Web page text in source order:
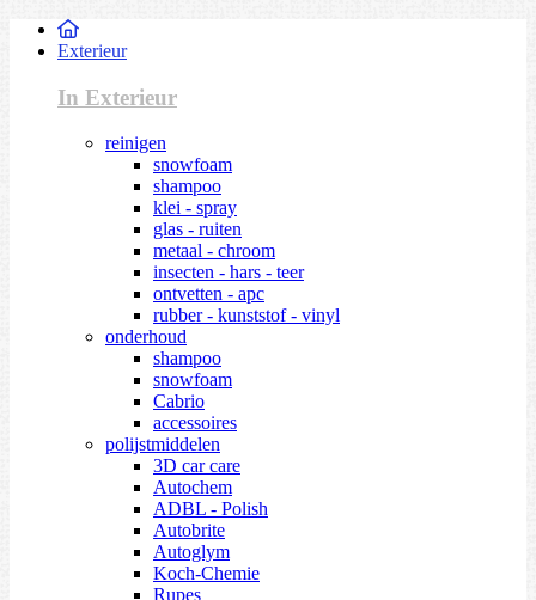
Exterieur
In Exterieur
reinigen
snowfoam
shampoo
klei - spray
glas - ruiten
metaal - chroom
insecten - hars - teer
ontvetten - apc
rubber - kunststof - vinyl
onderhoud
shampoo
snowfoam
Cabrio
accessoires
polijstmiddelen
3D car care
Autochem
ADBL - Polish
Autobrite
Autoglym
Koch-Chemie
Rupes